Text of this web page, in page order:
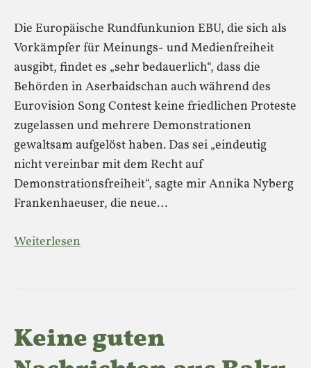
Die Europäische Rundfunkunion EBU, die sich als
Vorkämpfer für Meinungs- und Medienfreiheit
ausgibt, findet es „sehr bedauerlich“, dass die
Behörden in Aserbaidschan auch während des
Eurovision Song Contest keine friedlichen Proteste
zugelassen und mehrere Demonstrationen
gewaltsam aufgelöst haben. Das sei „eindeutig
nicht vereinbar mit dem Recht auf
Demonstrationsfreiheit“, sagte mir Annika Nyberg
Frankenhaeuser, die neue…
Weiterlesen
Keine guten